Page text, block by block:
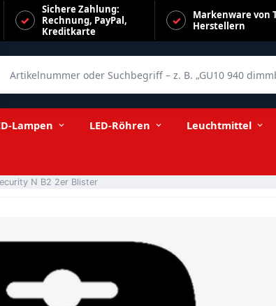
Sichere Zahlung:
Rechnung, PayPal,
Kreditkarte
Markenware von
Herstellern
Lampen LED-Röhren Leuchtmittel
N B2 2er Blister
2er Blister